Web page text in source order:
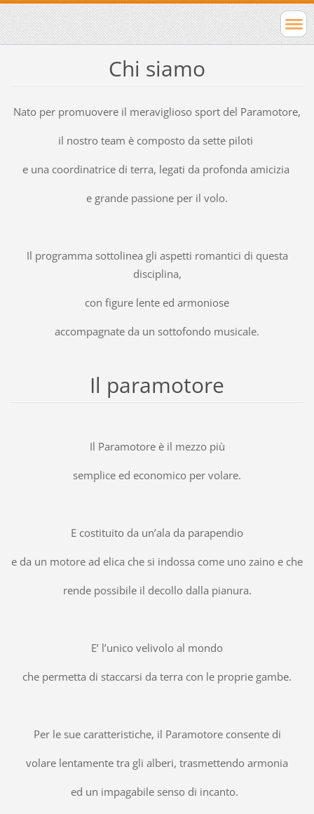
Chi siamo
Nato per promuovere il meraviglioso sport del Paramotore,
il nostro team è composto da sette piloti
e una coordinatrice di terra, legati da profonda amicizia
e grande passione per il volo.
Il programma sottolinea gli aspetti romantici di questa
disciplina,
con figure lente ed armoniose
accompagnate da un sottofondo musicale.
Il paramotore
Il Paramotore è il mezzo più
semplice ed economico per volare.
E costituito da un’ala da parapendio
e da un motore ad elica che si indossa come uno zaino e che
rende possibile il decollo dalla pianura.
E’ l’unico velivolo al mondo
che permetta di staccarsi da terra con le proprie gambe.
Per le sue caratteristiche, il Paramotore consente di
volare lentamente tra gli alberi, trasmettendo armonia
ed un impagabile senso di incanto.